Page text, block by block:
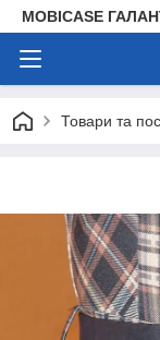
MOBICASE
Товари та